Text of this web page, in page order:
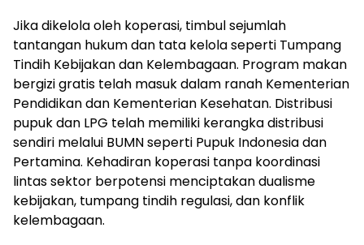
Jika dikelola oleh koperasi, timbul sejumlah
tantangan hukum dan tata kelola seperti Tumpang
Tindih Kebijakan dan Kelembagaan. Program makan
bergizi gratis telah masuk dalam ranah Kementerian
Pendidikan dan Kementerian Kesehatan. Distribusi
pupuk dan LPG telah memiliki kerangka distribusi
sendiri melalui BUMN seperti Pupuk Indonesia dan
Pertamina. Kehadiran koperasi tanpa koordinasi
lintas sektor berpotensi menciptakan dualisme
kebijakan, tumpang tindih regulasi, dan konflik
kelembagaan.